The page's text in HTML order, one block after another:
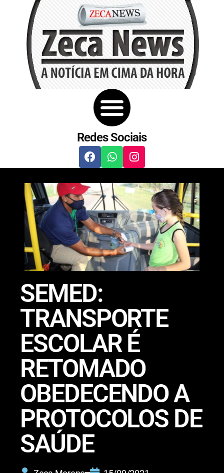
Redes Sociais
SEMED:
TRANSPORTE
ESCOLAR É
RETOMADO
OBEDECENDO A
PROTOCOLOS DE
SAÚDE